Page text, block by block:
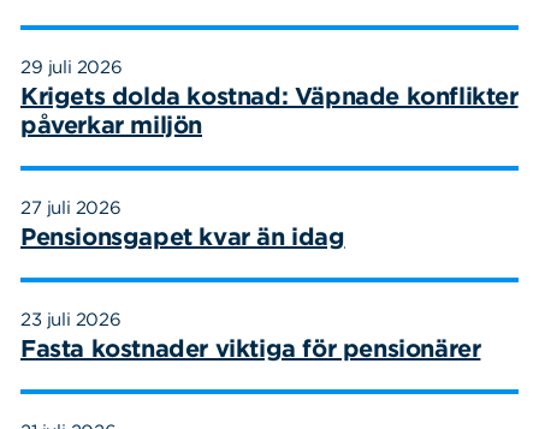
29 juli 2026
Krigets dolda kostnad: Väpnade konflikter
påverkar miljön
27 juli 2026
Pensionsgapet kvar än idag
23 juli 2026
Fasta kostnader viktiga för pensionärer